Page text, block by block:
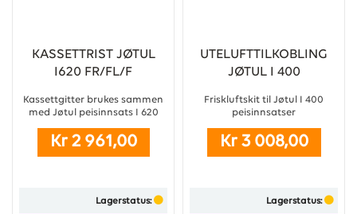
KASSETTRIST JØTUL
I620 FR/FL/F
Kassettgitter brukes sammen
med Jøtul peisinnsats I 620
Kr 2 961,00
Lagerstatus:
UTELUFTTILKOBLING
JØTUL I 400
Friskluftskit til Jøtul I 400
peisinnsatser
Kr 3 008,00
Lagerstatus: